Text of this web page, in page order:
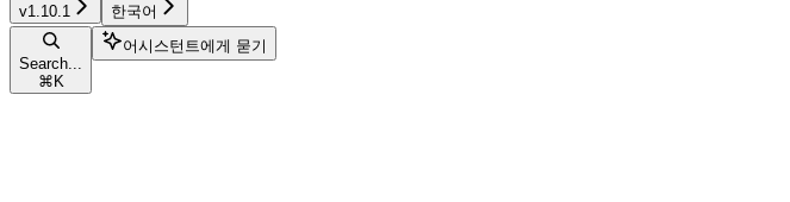
v1.10.1 한국어
Search...
⌘ K
어시스턴트에게 묻기